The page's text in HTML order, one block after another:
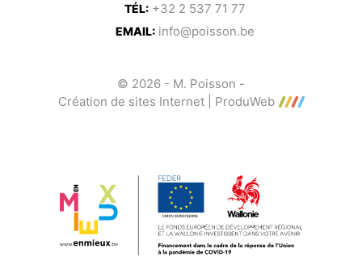
TÉL: +32 2 537 71 77
EMAIL: info@poisson.be
© 2026 - M. Poisson -
Création de sites Internet | ProduWeb